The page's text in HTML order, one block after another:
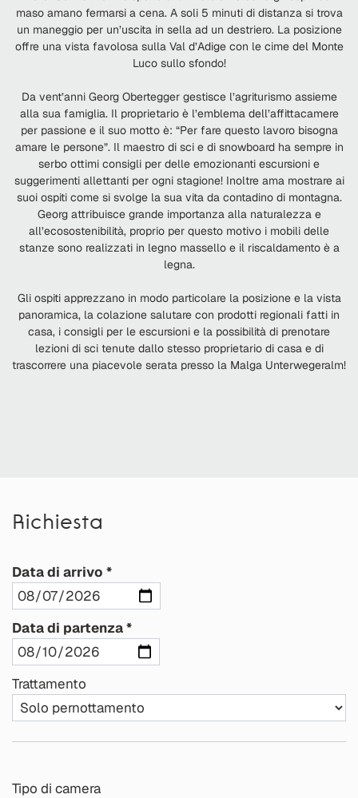
maso amano fermarsi a cena. A soli 5 minuti di distanza si trova
un maneggio per un’uscita in sella ad un destriero. La posizione
offre una vista favolosa sulla Val d’Adige con le cime del Monte
Luco sullo sfondo!
Da vent’anni Georg Obertegger gestisce l’agriturismo assieme
alla sua famiglia. Il proprietario è l’emblema dell’affittacamere
per passione e il suo motto è: “Per fare questo lavoro bisogna
amare le persone”. Il maestro di sci e di snowboard ha sempre in
serbo ottimi consigli per delle emozionanti escursioni e
suggerimenti allettanti per ogni stagione! Inoltre ama mostrare ai
suoi ospiti come si svolge la sua vita da contadino di montagna.
Georg attribuisce grande importanza alla naturalezza e
all’ecosostenibilità, proprio per questo motivo i mobili delle
stanze sono realizzati in legno massello e il riscaldamento è a
legna.
Gli ospiti apprezzano in modo particolare la posizione e la vista
panoramica, la colazione salutare con prodotti regionali fatti in
casa, i consigli per le escursioni e la possibilità di prenotare
lezioni di sci tenute dallo stesso proprietario di casa e di
trascorrere una piacevole serata presso la Malga Unterwegeralm!
Richiesta
Data di arrivo
Data di partenza
Trattamento
Tipo di camera